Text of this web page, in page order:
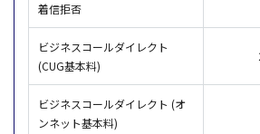
着信拒否
ビジネスコールダイレクト
(CUG基本料)
ビジネスコールダイレクト (オ
ンネット基本料)